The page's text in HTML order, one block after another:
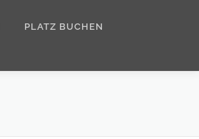
PLATZ BUCHEN